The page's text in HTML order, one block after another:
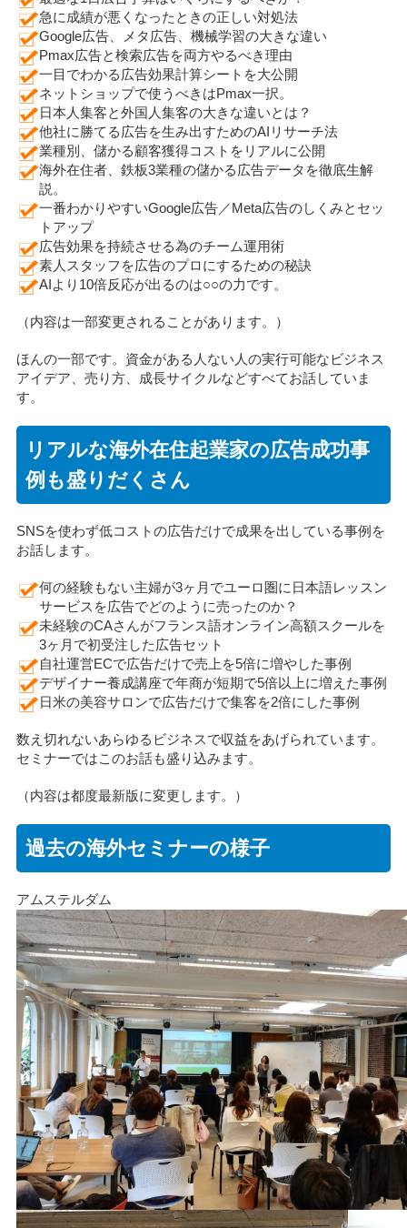
急に成績が悪くなったときの正しい対処法
Google広告、メタ広告、機械学習の大きな違い
Pmax広告と検索広告を両方やるべき理由
一目でわかる広告効果計算シートを大公開
ネットショップで使うべきはPmax一択。
日本人集客と外国人集客の大きな違いとは？
他社に勝てる広告を生み出すためのAIリサーチ法
業種別、儲かる顧客獲得コストをリアルに公開
海外在住者、鉄板3業種の儲かる広告データを徹底生解
説。
一番わかりやすいGoogle広告／Meta広告のしくみとセッ
トアップ
広告効果を持続させる為のチーム運用術
素人スタッフを広告のプロにするための秘訣
AIより10倍反応が出るのは○○の力です。
（内容は一部変更されることがあります。）
ほんの一部です。資金がある人ない人の実行可能なビジネス
アイデア、売り方、成長サイクルなどすべてお話していま
す。
リアルな海外在住起業家の広告成功事
例も盛りだくさん
SNSを使わず低コストの広告だけで成果を出している事例を
お話します。
何の経験もない主婦が3ヶ月でユーロ圏に日本語レッスン
サービスを広告でどのように売ったのか？
未経験のCAさんがフランス語オンライン高額スクールを
3ヶ月で初受注した広告セット
自社運営ECで広告だけで売上を5倍に増やした事例
デザイナー養成講座で年商が短期で5倍以上に増えた事例
日米の美容サロンで広告だけで集客を2倍にした事例
数え切れないあらゆるビジネスで収益をあげられています。
セミナーではこのお話も盛り込みます。
（内容は都度最新版に変更します。）
過去の海外セミナーの様子
アムステルダム